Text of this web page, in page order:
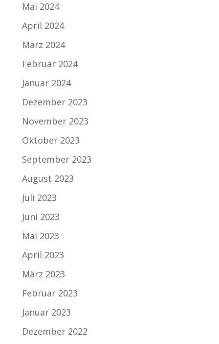
Mai 2024
April 2024
März 2024
Februar 2024
Januar 2024
Dezember 2023
November 2023
Oktober 2023
September 2023
August 2023
Juli 2023
Juni 2023
Mai 2023
April 2023
März 2023
Februar 2023
Januar 2023
Dezember 2022